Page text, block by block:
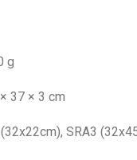
g
37 × 3 cm
SRA3